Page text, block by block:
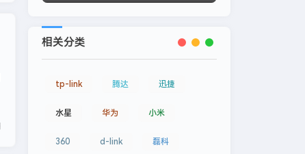
相关分类
tp-link 腾达 迅捷
水星 华为 小米
360 d-link 磊科